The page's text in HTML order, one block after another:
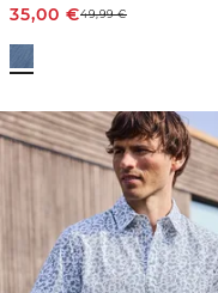
35,00 €49,99€